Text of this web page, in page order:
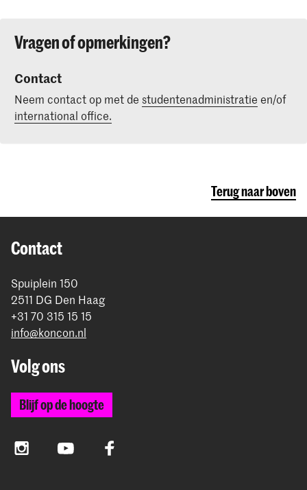
Vragen of opmerkingen?
Contact
Neem contact op met de studentenadministratie en/of
international office.
Terug naar boven
Contact
Spuiplein 150
2511 DG Den Haag
+31 70 315 15 15
info@koncon.nl
Volg ons
Blijf op de hoogte
InstagramYouTube Facebook